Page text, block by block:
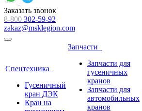
Заказать звонок
8-800 302-59-92
zakaz@msklegion.com
Спецтехника
Гусеничный
кран ДЭК
Кран на
Запчасти
Запчасти для
гусеничных
кранов
Запчасти для
автомобильных
кранов